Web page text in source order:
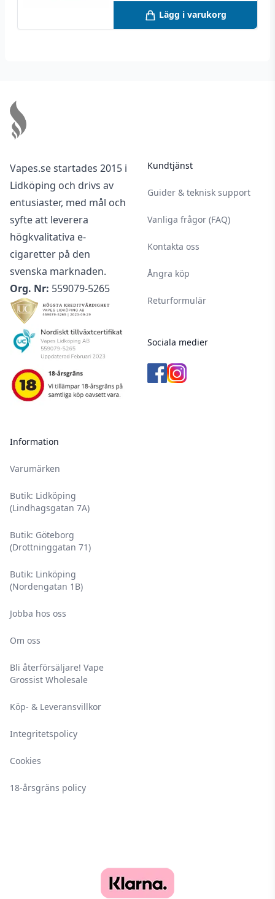
Lägg i varukorg
Vapes.se startades 2015 i
Lidköping och drivs av
entusiaster, med mål och
syfte att leverera
högkvalitativa e-
cigaretter på den
svenska marknaden.
Org. Nr: 559079-5265
Information
Varumärken
Butik: Lidköping
(Lindhagsgatan 7A)
Butik: Göteborg
(Drottninggatan 71)
Butik: Linköping
(Nordengatan 1B)
Jobba hos oss
Om oss
Bli återförsäljare! Vape
Grossist Wholesale
Köp- & Leveransvillkor
Integritetspolicy
Cookies
18-årsgräns policy
Kundtjänst
Guider & teknisk support
Vanliga frågor (FAQ)
Kontakta oss
Ångra köp
Returformulär
Sociala medier